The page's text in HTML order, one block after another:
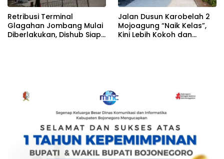
Retribusi Terminal
Glagahan Jombang Mulai
Diberlakukan, Dishub Siap
Jalan Dusun Karobelah 2
Mojoagung “Naik Kelas”,
Kini Lebih Kokoh dan